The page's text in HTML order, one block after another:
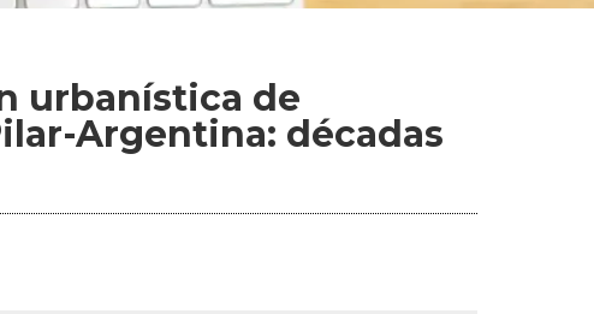
urbanística de
Argentina: décadas